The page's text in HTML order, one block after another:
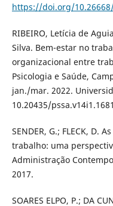
https://doi.org/
RIBEIRO, Letícia de
Silva. Bem-estar no
organizacional entre
Psicologia e Saúde,
jan./mar. 2022.
10.20435/
SENDER, G.; FLECK, D.
trabalho: uma
Administração
2017.
SOARES ELPO, P.; DA